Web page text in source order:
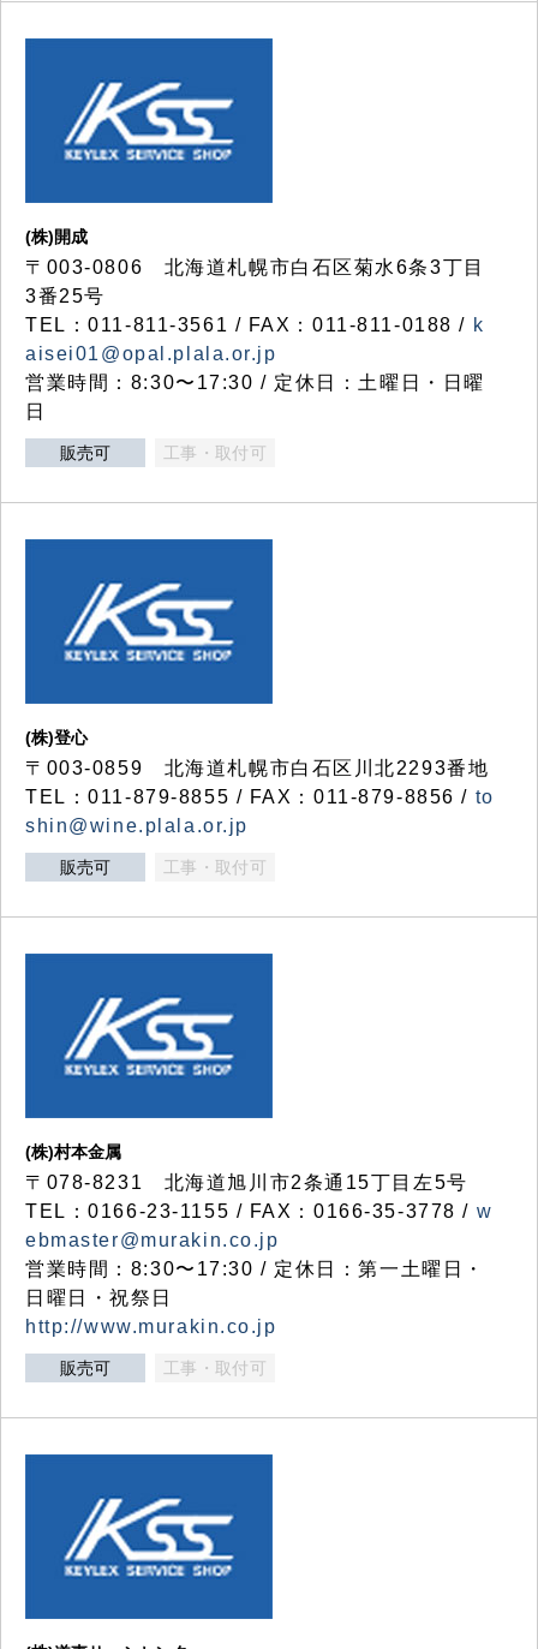
(株)開成
〒003-0806 北海道札幌市白石区菊水6条3丁目
3番25号
TEL：011-811-3561 / FAX：011-811-0188 / k
aisei01@opal.plala.or.jp
営業時間：8:30〜17:30 / 定休日：土曜日・日曜
日
販売可 工事・取付可
(株)登心
〒003-0859 北海道札幌市白石区川北2293番地
TEL：011-879-8855 / FAX：011-879-8856 / to
shin@wine.plala.or.jp
販売可 工事・取付可
(株)村本金属
〒078-8231 北海道旭川市2条通15丁目左5号
TEL：0166-23-1155 / FAX：0166-35-3778 / w
ebmaster@murakin.co.jp
営業時間：8:30〜17:30 / 定休日：第一土曜日・
日曜日・祝祭日
http://www.murakin.co.jp
販売可 工事・取付可